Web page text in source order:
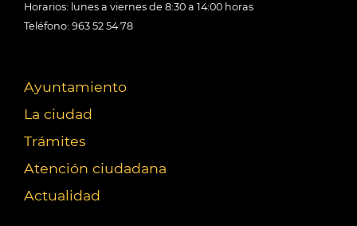
Horarios: lunes a viernes de 8:30 a 14:00 horas
Teléfono: 963 52 54 78
Ayuntamiento
La ciudad
Trámites
Atención ciudadana
Actualidad